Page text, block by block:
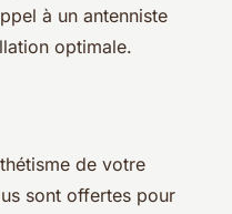
à un antenniste
optimale.
de votre
sont offertes pour